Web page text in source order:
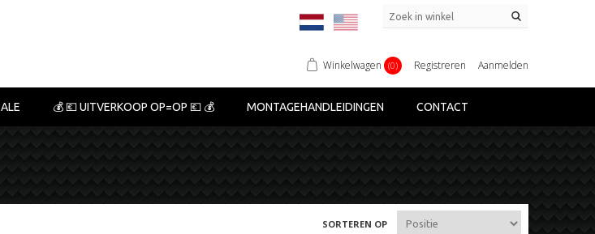
Winkelwagen (0) Registreren Aanmelden
💰 💶 UITVERKOOP OP=OP 💶 💰 MONTAGEHANDLEIDINGEN CONTACT
SORTEREN OP